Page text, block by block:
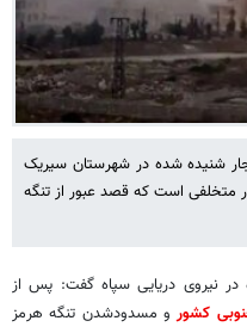
شنیده شده در شهرستان سیریک
متخلفی است که قصد عبور از تنگه
در نیروی دریایی سپاه گفت: پس از
کشورو مسدودشدن تنگه هرمز